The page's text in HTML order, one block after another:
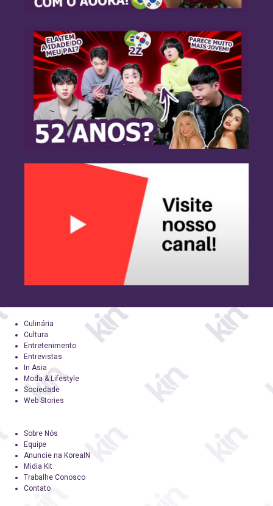
Culinária
Cultura
Entretenimento
Entrevistas
In Asia
Moda & Lifestyle
Sociedade
Web Stories
Sobre Nós
Equipe
Anuncie na KoreaIN
Midia Kit
Trabalhe Conosco
Contato